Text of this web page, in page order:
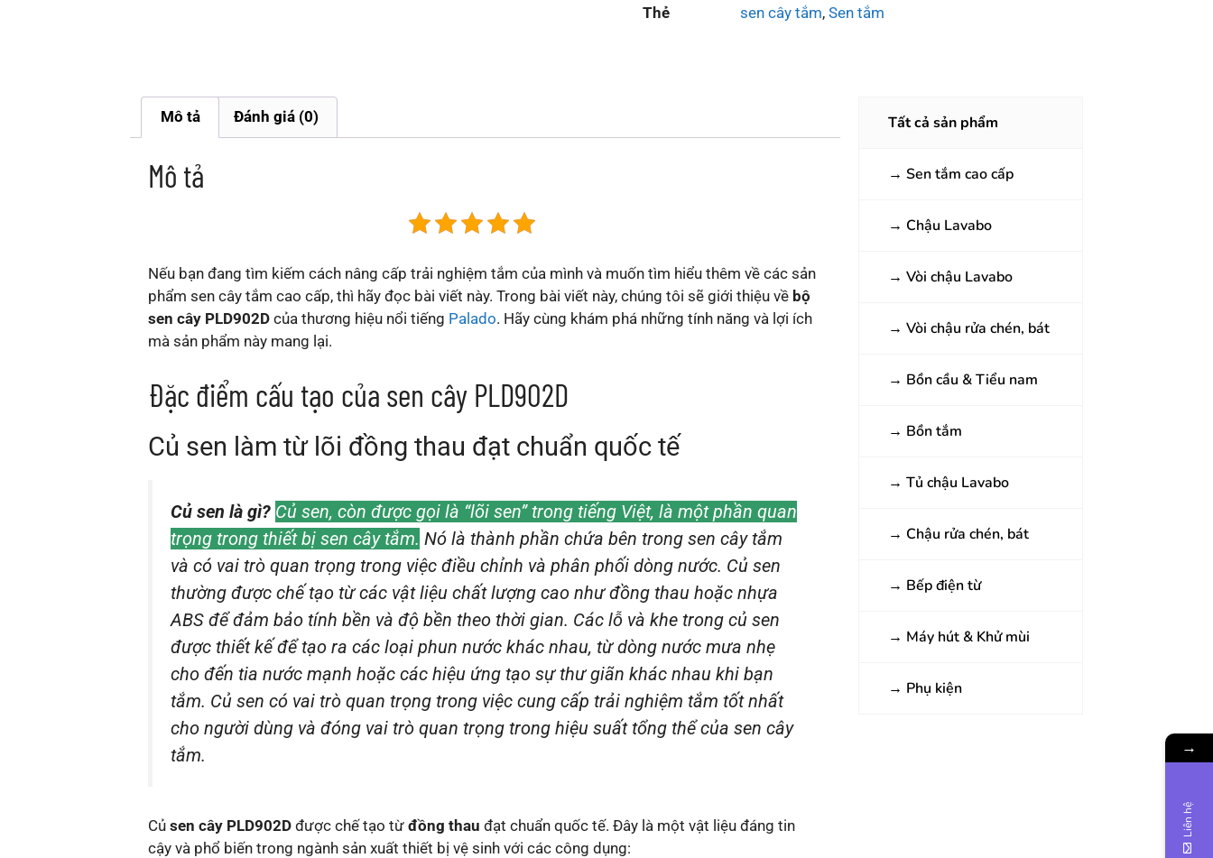
Thẻ
sen cây tắm, Sen tắm
Mô tả Đánh giá (0)
Mô tả
Nếu bạn đang tìm kiếm cách nâng cấp trải nghiệm tắm của mình và muốn tìm hiểu thêm về các sản
phẩm sen cây tắm cao cấp, thì hãy đọc bài viết này. Trong bài viết này, chúng tôi sẽ giới thiệu về bộ
sen cây PLD902D của thương hiệu nổi tiếng Palado. Hãy cùng khám phá những tính năng và lợi ích
mà sản phẩm này mang lại.
Đặc điểm cấu tạo của sen cây PLD902D
Củ sen làm từ lõi đồng thau đạt chuẩn quốc tế
Củ sen là gì? Củ sen, còn được gọi là “lõi sen” trong tiếng Việt, là một phần quan
trọng trong thiết bị sen cây tắm. Nó là thành phần chứa bên trong sen cây tắm
và có vai trò quan trọng trong việc điều chỉnh và phân phối dòng nước. Củ sen
thường được chế tạo từ các vật liệu chất lượng cao như đồng thau hoặc nhựa
ABS để đảm bảo tính bền và độ bền theo thời gian. Các lỗ và khe trong củ sen
được thiết kế để tạo ra các loại phun nước khác nhau, từ dòng nước mưa nhẹ
cho đến tia nước mạnh hoặc các hiệu ứng tạo sự thư giãn khác nhau khi bạn
tắm. Củ sen có vai trò quan trọng trong việc cung cấp trải nghiệm tắm tốt nhất
cho người dùng và đóng vai trò quan trọng trong hiệu suất tổng thể của sen cây
tắm.
Củsen cây PLD902D được chế tạo từđồng thau đạt chuẩn quốc tế. Đây là một vật liệu đáng tin
cậy và phổ biến trong ngành sản xuất thiết bị vệ sinh với các công dụng:
Tất cả sản phẩm
→ Sen tắm cao cấp
→ Chậu Lavabo
→ Vòi chậu Lavabo
→ Vòi chậu rửa chén, bát
→ Bồn cầu & Tiểu nam
→ Bồn tắm
→ Tủ chậu Lavabo
→ Chậu rửa chén, bát
→ Bếp điện từ
→ Máy hút & Khử mùi
→ Phụ kiện
→
Liên hệ